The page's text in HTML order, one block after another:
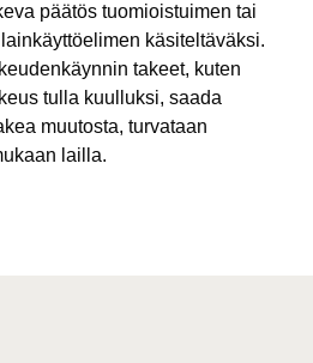
päätös tuomioistuimen tai
käsiteltäväksi.
takeet, kuten
tulla kuulluksi, saada
muutosta, turvataan
lailla.